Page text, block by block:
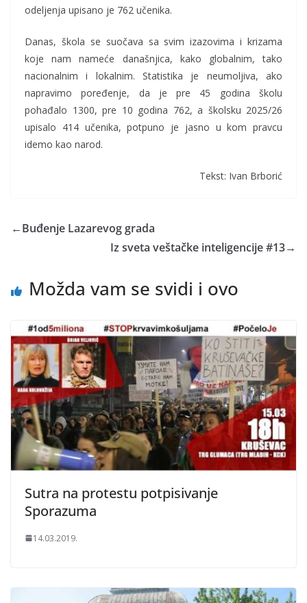
odeljenja upisano je 762 učenika.
Danas, škola se suočava sa svim izazovima i krizama
koje nam nameće današnjica, kako globalnim, tako
nacionalnim i lokalnim. Statistika je neumoljiva, ako
napravimo poređenje, da je pre 45 godina školu
pohađalo 1300, pre 10 godina 762, a školsku 2025/26
upisalo 414 učenika, potpuno je jasno u kom pravcu
idemo kao narod.
Tekst: Ivan Brborić
←Buđenje Lazarevog grada
Iz sveta veštačke inteligencije #13→
Možda vam se svidi i ovo
Sutra na protestu potpisivanje
Sporazuma
14.03.2019.